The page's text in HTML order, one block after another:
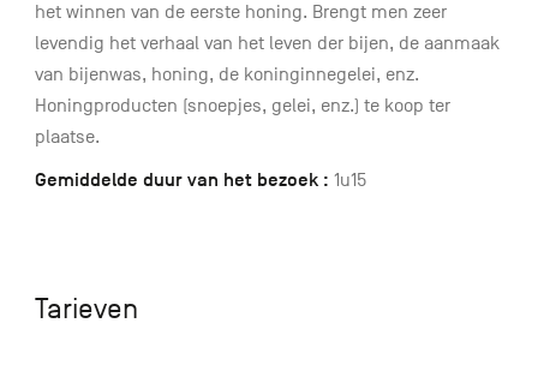
het winnen van de eerste honing. Brengt men zeer
levendig het verhaal van het leven der bijen, de aanmaak
van bijenwas, honing, de koninginnegelei, enz.
Honingproducten (snoepjes, gelei, enz.) te koop ter
plaatse.
Gemiddelde duur van het bezoek : 1u15
Tarieven